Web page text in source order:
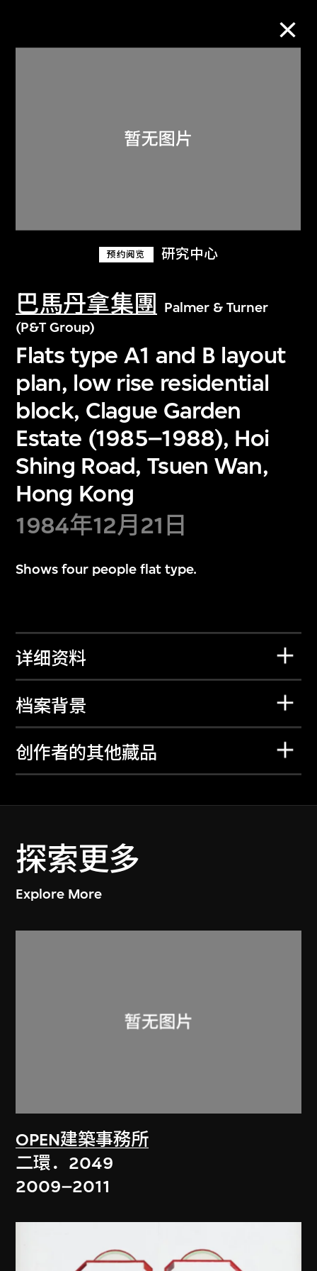
预约阅览 研究中心
巴馬丹拿集團
Palmer & Turner
(P&T Group)
Flats type A1 and B layout
plan, low rise residential
block, Clague Garden
Estate (1985–1988), Hoi
Shing Road, Tsuen Wan,
Hong Kong
1984年12月21日
Shows four people flat type.
详细资料
档案背景
创作者的其他藏品
探索更多
Explore More
OPEN建築事務所
二環．2049
2009–2011
关于M+藏品
探索世界顶级的二十及二十一世纪视觉
文化藏品。